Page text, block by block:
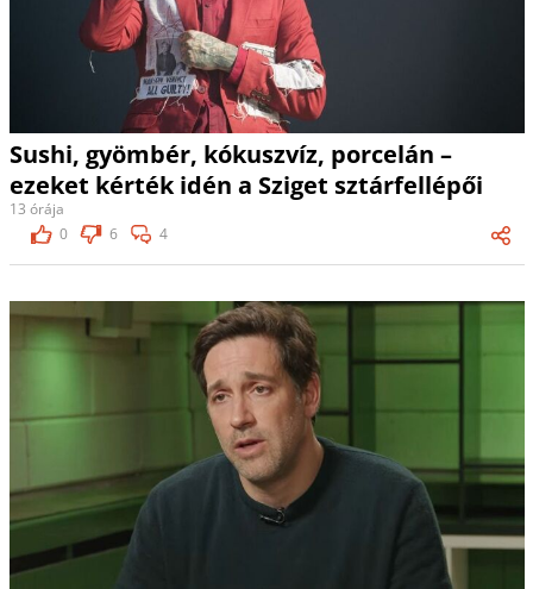
Sushi, gyömbér, kókuszvíz, porcelán –
ezeket kérték idén a Sziget sztárfellépői
13 órája
0
6 4